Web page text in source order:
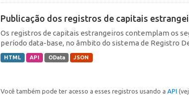
Publicação dos registros de capitais
Os registros de capitais estrangeiros contemplam os
período data-base, no âmbito do sistema de Registro
HTML API OData JSON
Você também pode ter acesso a esses registros usando a API